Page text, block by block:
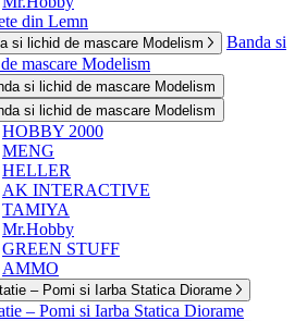
din Lemn
si lichid de mascare Modelism
Banda si
mascare Modelism
si lichid de mascare Modelism
si lichid de mascare Modelism
HOBBY 2000
MENG
HELLER
AK INTERACTIVE
TAMIYA
Mr.Hobby
GREEN STUFF
AMMO
– Pomi si Iarba Statica Diorame
– Pomi si Iarba Statica Diorame